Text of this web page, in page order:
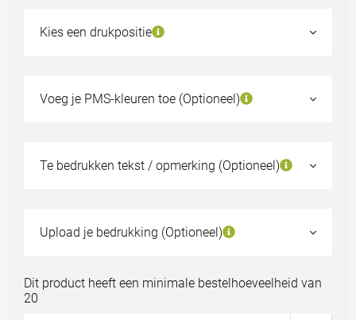
Kies een drukpositie
Voeg je PMS-kleuren toe (Optioneel)
Upload je bedrukking (Optioneel)
Bestand uploaden
Te bedrukken tekst / opmerking (Optioneel)
40
€14,78
320
€13,83
Dit product heeft een minimale bestelhoeveelheid van
20